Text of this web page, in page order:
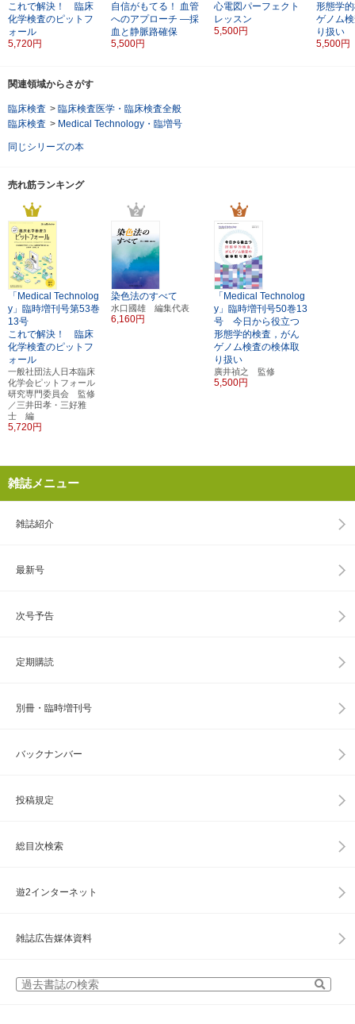
これで解決！ 臨床
化学検査のピットフ
ォール
5,720円
自信がもてる！ 血管
へのアプローチ ―採
血と静脈路確保
5,500円
心電図パーフェクト
レッスン
5,500円
形態学
ゲノム
り扱い
5,500円
関連領域からさがす
臨床検査 > 臨床検査医学・臨床検査全般
臨床検査 > Medical Technology・臨増号
同じシリーズの本
売れ筋ランキング
「Medical Technolog
y」臨時増刊号第53巻
13号
これで解決！ 臨床
化学検査のピットフ
ォール
一般社団法人日本臨床
化学会ピットフォール
研究専門委員会 監修
／三井田孝・三好雅
士 編
5,720円
染色法のすべて
水口國雄 編集代表
6,160円
「Medical Technolog
y」臨時増刊号50巻13
号 今日から役立つ
形態学的検査，がん
ゲノム検査の検体取
り扱い
廣井禎之 監修
5,500円
雑誌メニュー
雑誌紹介
最新号
次号予告
定期購読
別冊・臨時増刊号
バックナンバー
投稿規定
総目次検索
遊2インターネット
雑誌広告媒体資料